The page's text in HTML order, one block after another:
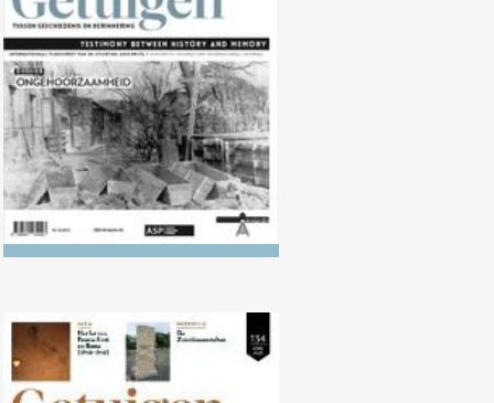
Nr. 135 (10/2022)
Ongehoorzaamheid